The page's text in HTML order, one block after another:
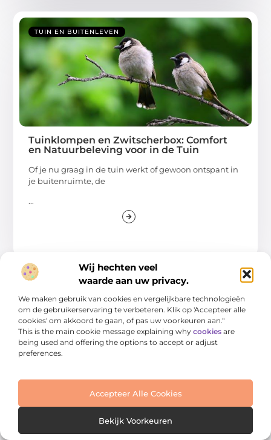
Wij hechten veel
waarde aan uw privacy.
We maken gebruik van cookies en vergelijkbare technologieën
om de gebruikerservaring te verbeteren. Klik op 'Accepteer alle
cookies' om akkoord te gaan, of pas uw voorkeuren aan."
This is the main cookie message explaining why cookies are
being used and offering the options to accept or adjust
preferences.
Accepteer Alle Cookies
Bekijk Voorkeuren
TUIN EN BUITENLEVEN
Tuinklompen en Zwitscherbox: Comfort
en Natuurbeleving voor in de Tuin
Of je nu graag in de tuin werkt of gewoon ontspant in
je buitenruimte, de
...
Beste Hondenvoer voor Kleine Honden en
Graanvrij Hondenvoer: Wat is de Juiste
Het kiezen van het juiste hondenvoer is cruciaal voor